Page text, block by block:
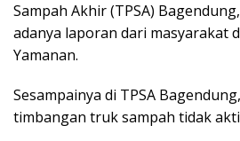
Sampah Akhir (TPSA)
adanya laporan dari masyarakat
Yamanan.
Sesampainya di TPSA
timbangan truk sampah tidak